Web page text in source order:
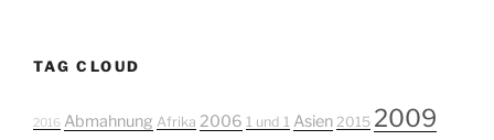
TAG CLOUD
2016 Abmahnung Afrika 2006 1 und 1 Asien 2015 2009